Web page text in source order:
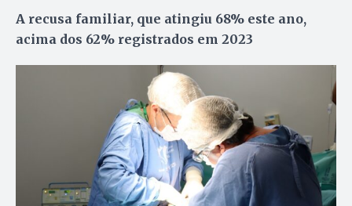
A recusa familiar, que atingiu 68% este ano,
acima dos 62% registrados em 2023